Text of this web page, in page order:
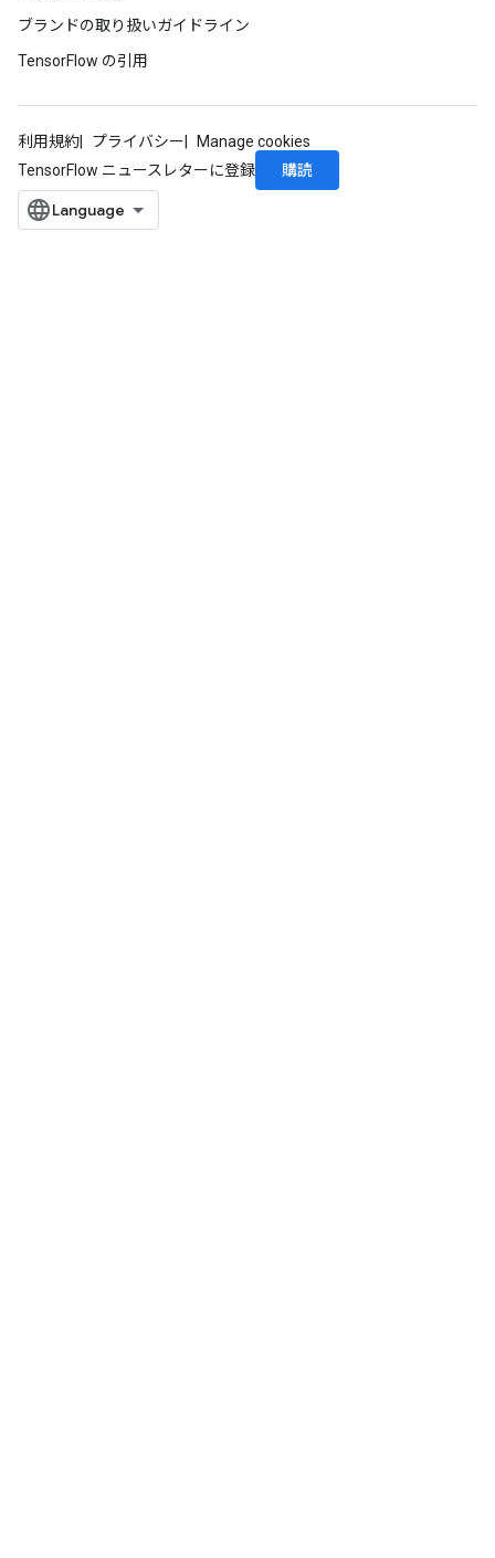
ブランドの取り扱いガイドライン
TensorFlow の引用
利用規約 プライバシー
Manage cookies
TensorFlow ニュースレターに登録
購読